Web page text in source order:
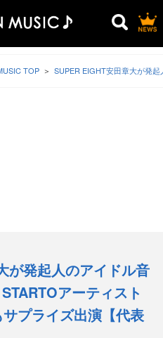
TOP SUPER EIGHT安田章大が発
が発起人のアイドル音
アーティスト
プライズ出演【代表